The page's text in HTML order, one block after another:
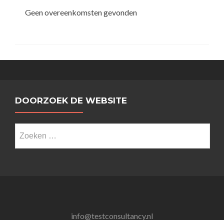
Geen overeenkomsten gevonden
DOORZOEK DE WEBSITE
naar:
info@testconsultancy.nl